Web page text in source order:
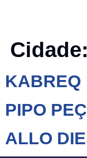
Cidade:
KABREQ
PIPO
ALLO